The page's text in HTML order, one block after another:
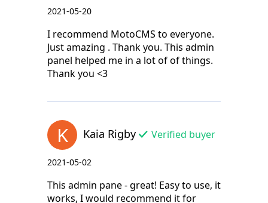
2021-05-20
I recommend MotoCMS to everyone.
Just amazing . Thank you. This admin
panel helped me in a lot of of things.
Thank you <3
K Kaia Rigby Verified buyer
2021-05-02
This admin pane - great! Easy to use, it
works, I would recommend it for